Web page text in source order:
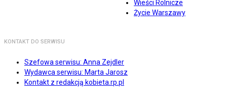
Wieści Rolnicze
Życie Warszawy
KONTAKT DO SERWISU
Szefowa serwisu: Anna Zejdler
Wydawca serwisu: Marta Jarosz
Kontakt z redakcją kobieta.rp.pl